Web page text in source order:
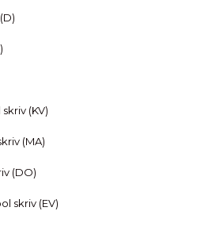
(KV)
(MA)
(DO)
skriv (EV)